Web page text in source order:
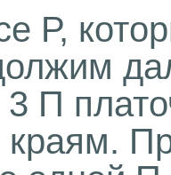
Р,
П
краям.